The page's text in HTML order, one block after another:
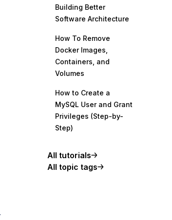
Building Better
Software Architecture
How To Remove
Docker Images,
Containers, and
Volumes
How to Create a
MySQL User and Grant
Privileges (Step-by-
Step)
All tutorials
All topic tags